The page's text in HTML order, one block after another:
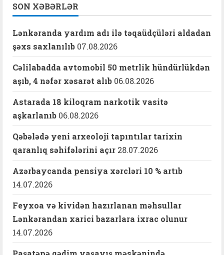
SON XƏBƏRLƏR
Lənkəranda yardım adı ilə təqaüdçüləri aldadan
şəxs saxlanılıb 07.08.2026
Cəlilabadda avtomobil 50 metrlik hündürlükdən
aşıb, 4 nəfər xəsarət alıb 06.08.2026
Astarada 18 kiloqram narkotik vasitə
aşkarlanıb 06.08.2026
Qəbələdə yeni arxeoloji tapıntılar tarixin
qaranlıq səhifələrini açır 28.07.2026
Azərbaycanda pensiya xərcləri 10 % artıb
14.07.2026
Feyxoa və kividən hazırlanan məhsullar
Lənkərandan xarici bazarlara ixrac olunur
14.07.2026